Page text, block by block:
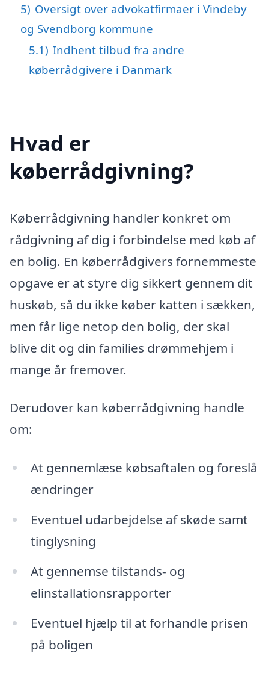
5) Oversigt over advokatfirmaer i Vindeby
og Svendborg kommune
5.1) Indhent tilbud fra andre
køberrådgivere i Danmark
Hvad er
køberrådgivning?
Køberrådgivning handler konkret om
rådgivning af dig i forbindelse med køb af
en bolig. En køberrådgivers fornemmeste
opgave er at styre dig sikkert gennem dit
huskøb, så du ikke køber katten i sækken,
men får lige netop den bolig, der skal
blive dit og din families drømmehjem i
mange år fremover.
Derudover kan køberrådgivning handle
om:
At gennemlæse købsaftalen og foreslå
ændringer
Eventuel udarbejdelse af skøde samt
tinglysning
At gennemse tilstands- og
elinstallationsrapporter
Eventuel hjælp til at forhandle prisen
på boligen